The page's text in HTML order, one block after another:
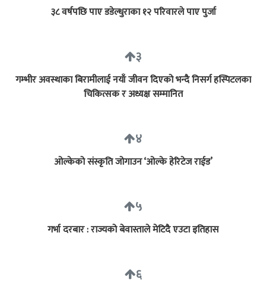
३८ वर्षपछि पाए डडेल्धुराका १२ परिवारले पाए पुर्जा
३
गम्भीर अवस्थाका बिरामीलाई नयाँ जीवन दिएको भन्दै निसर्ग हस्पिटलका
चिकित्सक र अध्यक्ष सम्मानित
४
ओल्केको संस्कृति जोगाउन ‘ओल्के हेरिटेज राईड’
५
गर्भा दरबार : राज्यको बेवास्ताले मेटिदै एउटा इतिहास
६